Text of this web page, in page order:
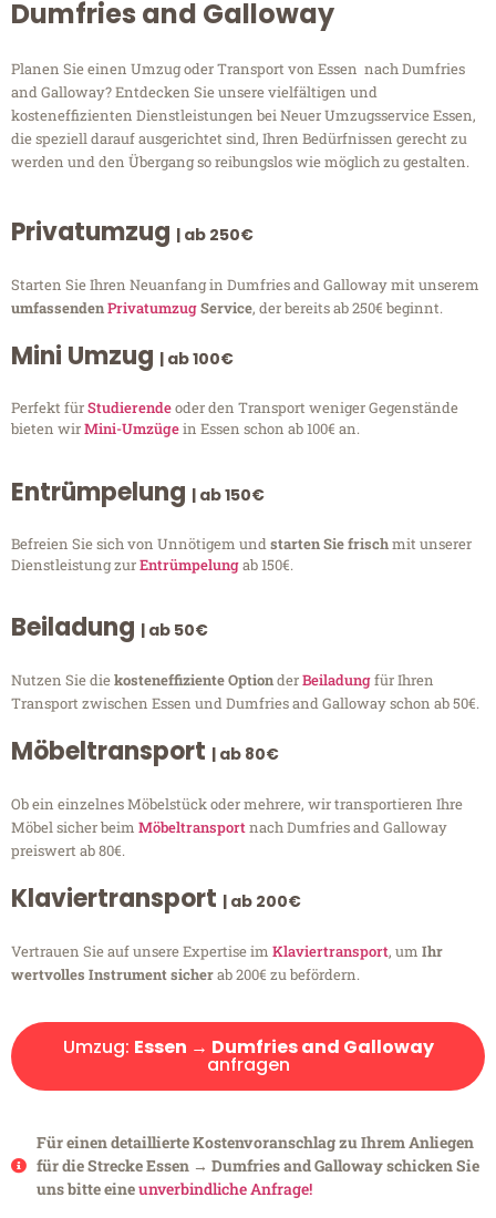
Dumfries and Galloway
Planen Sie einen Umzug oder Transport von Essen nach Dumfries
and Galloway? Entdecken Sie unsere vielfältigen und
kosteneffizienten Dienstleistungen bei Neuer Umzugsservice Essen,
die speziell darauf ausgerichtet sind, Ihren Bedürfnissen gerecht zu
werden und den Übergang so reibungslos wie möglich zu gestalten.
Privatumzug | ab 250€
Starten Sie Ihren Neuanfang in Dumfries and Galloway mit unserem
umfassendenPrivatumzugService, der bereits ab 250€ beginnt.
Mini Umzug | ab 100€
Perfekt fürStudierendeoder den Transport weniger Gegenstände
bieten wirMini-Umzügein Essen schon ab 100€ an.
Entrümpelung | ab 150€
Befreien Sie sich von Unnötigem undstarten Sie frischmit unserer
Dienstleistung zurEntrümpelungab 150€.
Beiladung | ab 50€
Nutzen Sie diekosteneffiziente OptionderBeiladungfür Ihren
Transport zwischen Essen und Dumfries and Galloway schon ab 50€.
Möbeltransport | ab 80€
Ob ein einzelnes Möbelstück oder mehrere, wir transportieren Ihre
Möbel sicher beim Möbeltransportnach Dumfries and Galloway
preiswert ab 80€.
Klaviertransport | ab 200€
Vertrauen Sie auf unsere Expertise im Klaviertransport, um Ihr
wertvolles Instrument sicherab 200€ zu befördern.
Umzug: Essen → Dumfries and Galloway
anfragen
Für einen detaillierte Kostenvoranschlag zu Ihrem Anliegen
für die Strecke Essen → Dumfries and Galloway schicken Sie
uns bitte eineunverbindliche Anfrage!